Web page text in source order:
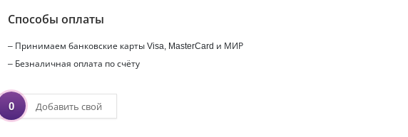
Способы оплаты
– Принимаем банковские карты Visa, MasterCard и МИР
– Безналичная оплата по счёту
0 Добавить свой